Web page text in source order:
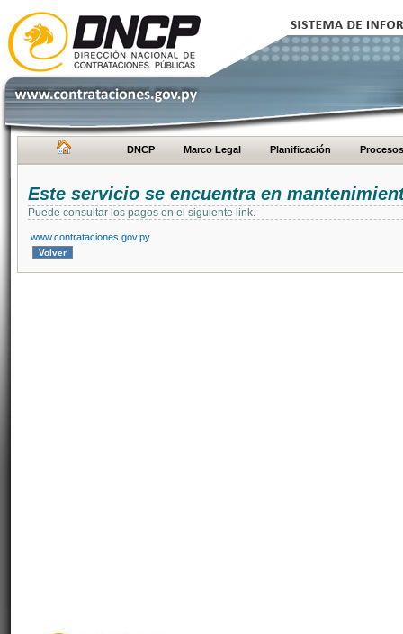
DNCP Marco Legal Planificación Procesos
Este servicio se encuentra en
Puede consultar los pagos en el siguiente link.
www.contrataciones.gov.py